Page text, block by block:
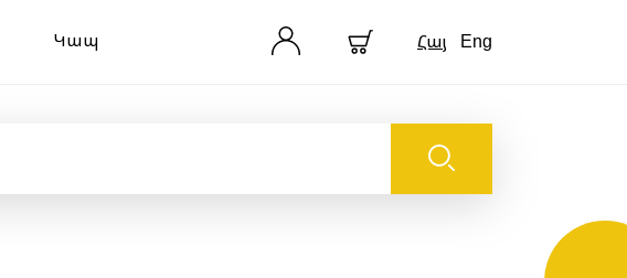
Կապ Հայ Eng